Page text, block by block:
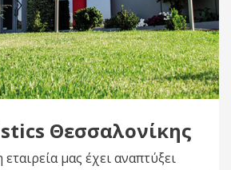
Θεσσαλονίκης
μας έχει αναπτύξει